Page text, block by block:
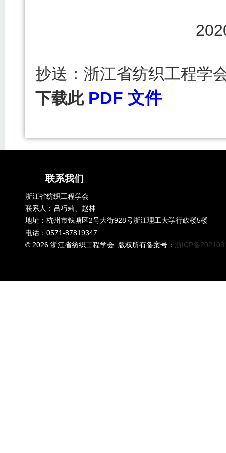
抄送： 浙江省纺织工程学
下载此 PDF 文件
联系我们
浙江省纺织工程学会
联系人：吕巧莉、赵林
地址：杭州市钱塘区2号大街928号浙江理工大学行政楼5楼
电话：0571-87819347
© 2026 浙江省纺织工程学会 版权所有备案号： 浙ICP备